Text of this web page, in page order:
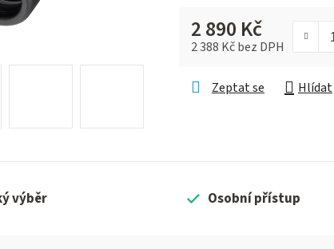
2 890 Kč
2 388 Kč bez DPH
Zeptat se Hlídat
výběr Osobní přístup